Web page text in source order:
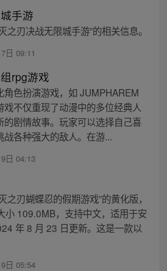
手游
之刃决战无限城手游”的相关信息。
日 09:11
rpg游戏
角色扮演游戏，如 JUMPHAREM
戏不仅重现了动漫中的多位经典人
剧情故事。玩家可以选择自己喜
各种强大的敌人。在游...
日 04:13
之刃蝴蝶忍的假期游戏”的黄化版，
小 109.0MB，支持中文，适用于安
年 8 月 23 日更新。这是一款以
日 05:54